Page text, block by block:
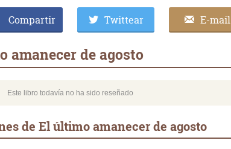
Compartir Twittear E-mail
amanecer de agosto
Este libro todavía no ha sido reseñado
de El último amanecer de agosto